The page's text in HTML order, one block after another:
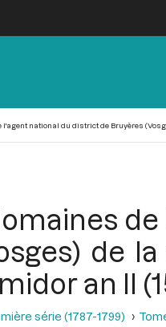
national du district de Bruyères
de
an II
série (1787-1799)